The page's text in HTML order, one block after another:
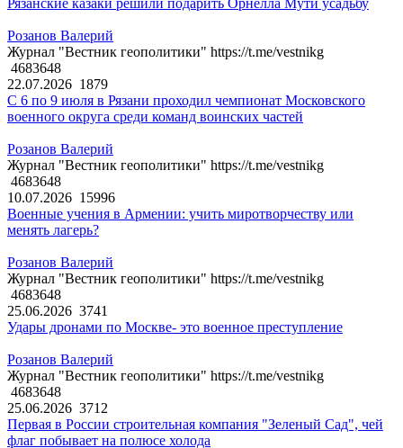
Рязанские казаки решили подарить Орнелла Мути усадьбу
Розанов Валерий
Журнал "Вестник геополитики" https://t.me/vestnikg
4683648
22.07.2026 1879
С 6 по 9 июля в Рязани проходил чемпионат Московского
военного округа среди команд воинских частей
Розанов Валерий
Журнал "Вестник геополитики" https://t.me/vestnikg
4683648
10.07.2026 15996
Военные учения в Армении: учить миротворчеству или
менять лагерь?
Розанов Валерий
Журнал "Вестник геополитики" https://t.me/vestnikg
4683648
25.06.2026 3741
Удары дронами по Москве- это военное преступление
Розанов Валерий
Журнал "Вестник геополитики" https://t.me/vestnikg
4683648
25.06.2026 3712
Первая в России строительная компания "Зеленый Сад", чей
флаг побывает на полюсе холода